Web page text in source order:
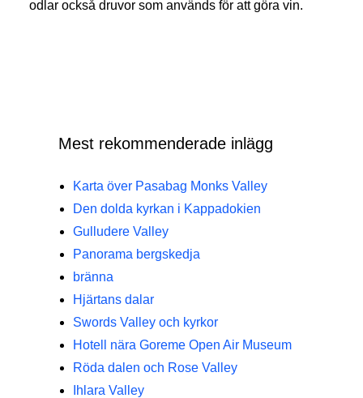
odlar också druvor som används för att göra vin.
Mest rekommenderade inlägg
Karta över Pasabag Monks Valley
Den dolda kyrkan i Kappadokien
Gulludere Valley
Panorama bergskedja
bränna
Hjärtans dalar
Swords Valley och kyrkor
Hotell nära Goreme Open Air Museum
Röda dalen och Rose Valley
Ihlara Valley